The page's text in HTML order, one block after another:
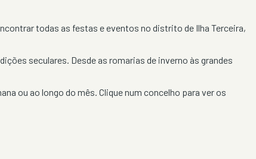
todas as festas e eventos no distrito de Ilha Terceira,
seculares. Desde as romarias de inverno às grandes
ou ao longo do mês. Clique num concelho para ver os